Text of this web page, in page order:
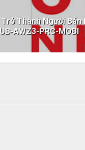
Thành Người Bán
AWZ3-PRC-MOBI